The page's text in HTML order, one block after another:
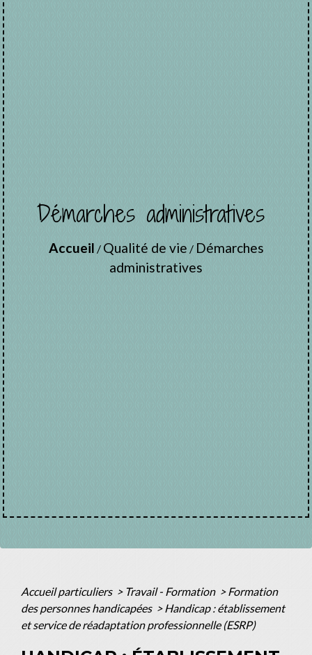
Démarches administratives
Accueil / Qualité de vie / Démarches
administratives
Accueil particuliers > Travail - Formation > Formation
des personnes handicapées > Handicap : établissement
et service de réadaptation professionnelle (ESRP)